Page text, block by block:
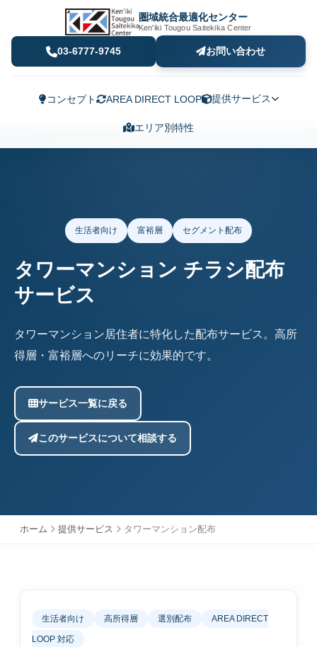
圏域統合最適化センター
Ken'iki Tougou Saitekika Center
03-6777-9745 お問い合わせ
コンセプト AREA DIRECT LOOP 提供サービス
エリア別特性
生活者向け 富裕層 セグメント配布
タワーマンション チラシ配布
サービス
タワーマンション居住者に特化した配布サービス。高所
得層・富裕層へのリーチに効果的です。
サービス一覧に戻る
このサービスについて相談する
ホーム 提供サービス タワーマンション配布
生活者向け 高所得層 選別配布 AREA DIRECT
LOOP 対応